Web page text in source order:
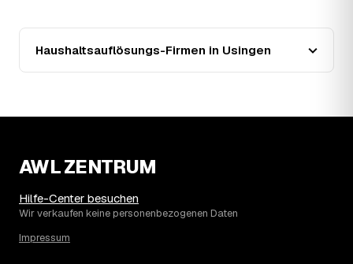
Seit 2022 zeigt der Trend in Usingen eine klare Richtung:
steigend um rund 38 %, mit dem bisherigen Höchststand
Umgebung von Usingen?
Neu-Anspach liegt bei einem Ø-Preis von rund 1.751 €
pro Haushaltsauflösung, in Usingen sind es im Schnitt
1.751 €. Die genaue Preisspanne hängt jeweils von Größe
Städtevergleich lohnt sich vor der Anfrage trotzdem.
Haushaltsauflösungs-Firmen in Usingen
AWL ZENTRUM
Hilfe-Center besuchen
Wir verkaufen keine personenbezogenen Daten
Impressum